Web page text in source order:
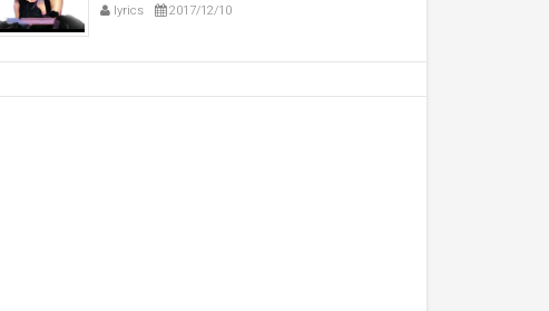
lyrics 2017/12/10